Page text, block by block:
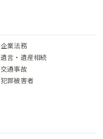
企業法務
遺言・遺産相続
交通事故
犯罪被害者